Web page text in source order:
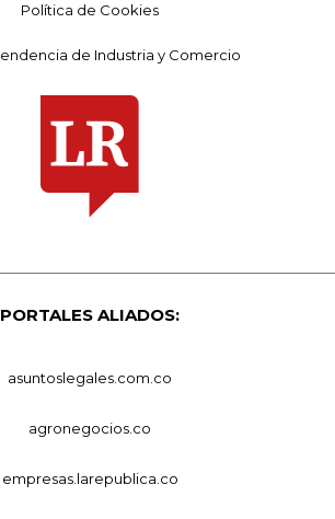
Política de Cookies
de Industria y Comercio
PORTALES ALIADOS:
asuntoslegales.com.co
agronegocios.co
empresas.larepublica.co